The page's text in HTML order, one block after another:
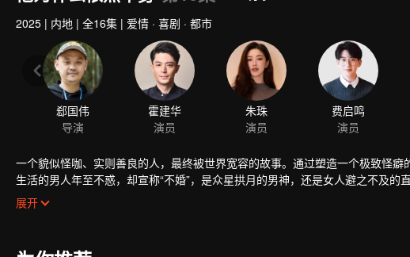
2025 | 内地 | 全16集 | 爱情 · 喜剧 · 都市
郄国伟
导演
霍建华
演员
朱珠
演员
费启鸣
演员
一个貌似怪咖、实则善良的人，最终被世界宽容的故事。通过塑造一个极致怪
生活的男人年至不惑，却宣称“不婚”，是众星拱月的男神，还是女人避之不及的
目中的女神，他将如何应对，最终抱得美人归。食无定味，适口者珍！没有不结
展开